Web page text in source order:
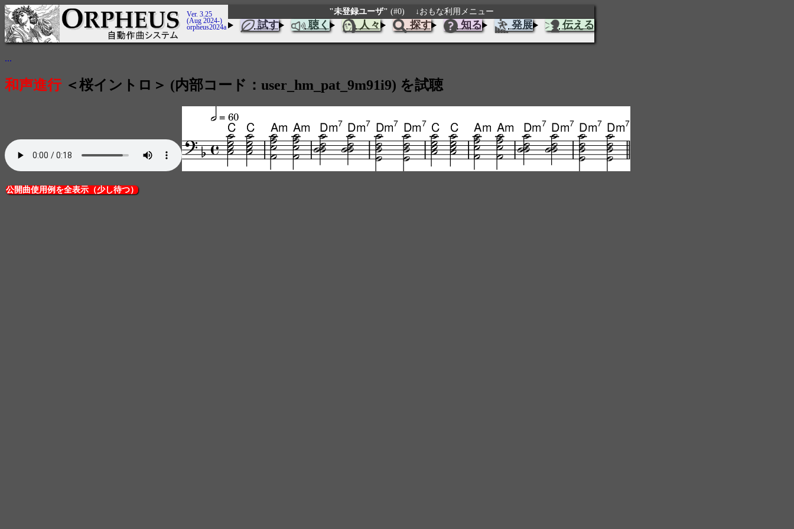
Ver. 3.25
(Aug 2024-)
orpheus2024a
"未登録ユーザ" (#0) ↓おもな利用メニュー
試す 聴く 人々 探す 知る 発展 伝える
...
和声進行＜桜イントロ＞ (内部コード：user_hm_pat_9m91i9) を試聴
公開曲使用例を全表示（少し待つ）